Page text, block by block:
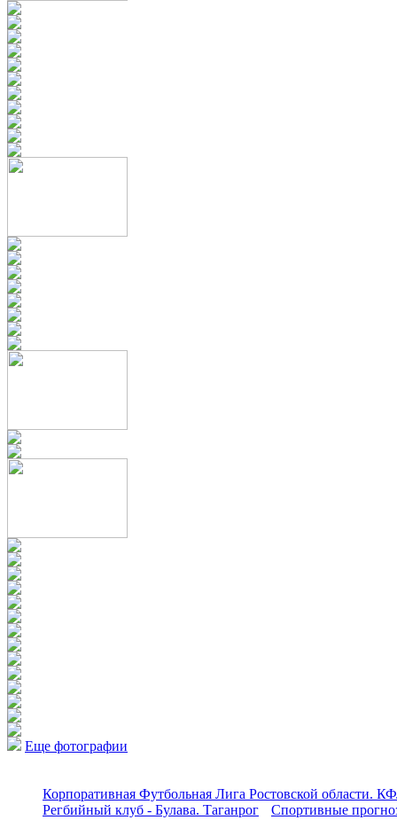
Еще фотографии
Корпоративная Футбольная Лига Ростовской области.
Регбийный клуб - Булава. Таганрог
Спортивные